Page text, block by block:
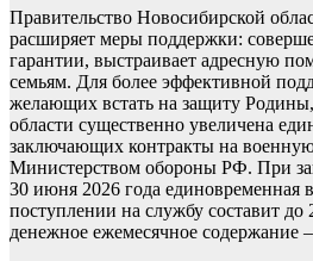
Правительство Новосибирской
расширяет меры поддержки:
гарантии, выстраивает адресную
семьям. Для более эффективной
желающих встать на защиту
области существенно увеличена
заключающих контракты на
Министерством обороны РФ. При
30 июня 2026 года единовременная
поступлении на службу составит до
денежное ежемесячное содержание